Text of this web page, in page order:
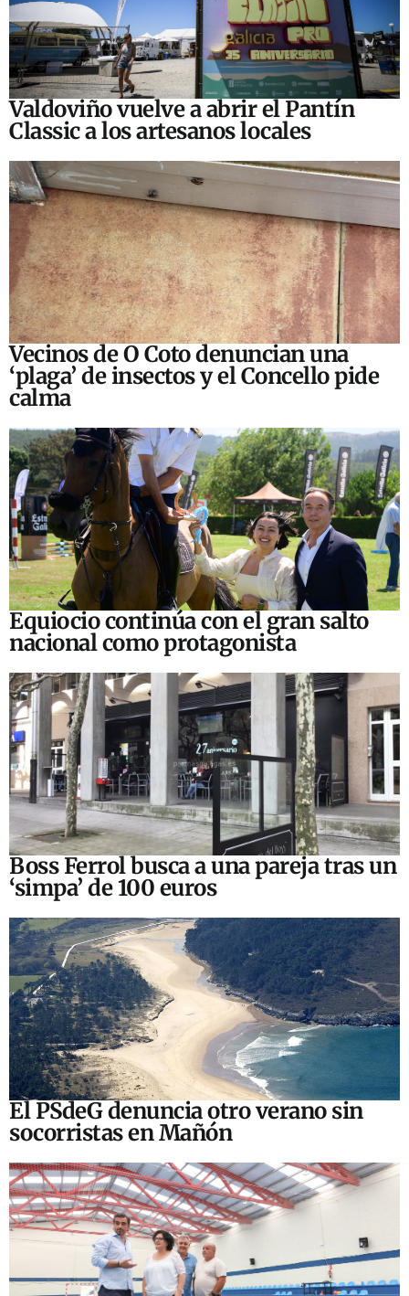
Valdoviño vuelve a abrir el Pantín
Classic a los artesanos locales
Vecinos de O Coto denuncian una
‘plaga’ de insectos y el Concello pide
calma
Equiocio continúa con el gran salto
nacional como protagonista
Boss Ferrol busca a una pareja tras un
‘simpa’ de 100 euros
El PSdeG denuncia otro verano sin
socorristas en Mañón